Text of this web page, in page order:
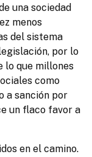
una sociedad
menos
del sistema
por lo
lo que millones
como
a sanción por
un flaco favor a
en el camino.